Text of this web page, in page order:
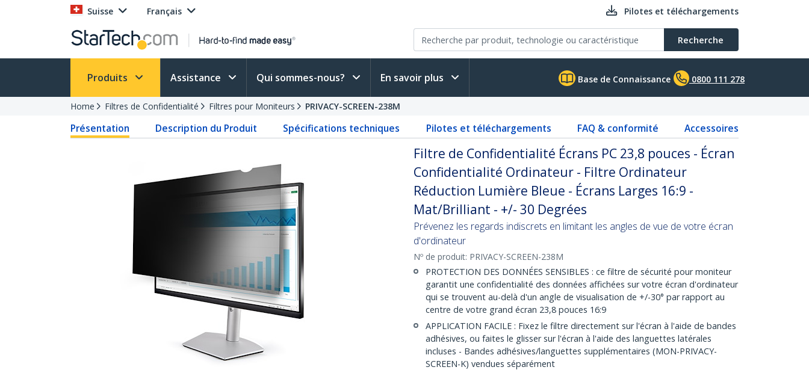
Suisse Français Pilotes et téléchargements
Recherche
Produits Assistance Qui sommes-nous? En savoir plus Base de Connaissance 0800 111 278
Home Filtres de Confidentialité Filtres pour Moniteurs PRIVACY-SCREEN-238M
Présentation Description du Produit Spécifications techniques Pilotes et téléchargements FAQ & conformité Accessoires
Filtre de Confidentialité Écrans PC 23,8 pouces - Écran
Confidentialité Ordinateur - Filtre Ordinateur
Réduction Lumière Bleue - Écrans Larges 16:9 -
Mat/Brilliant - +/- 30 Degrées
Prévenez les regards indiscrets en limitant les angles de vue de votre écran
d'ordinateur
Nº de produit: PRIVACY-SCREEN-238M
PROTECTION DES DONNÉES SENSIBLES : ce filtre de sécurité pour moniteur
garantit une confidentialité des données affichées sur votre écran d'ordinateur
qui se trouvent au-delà d'un angle de visualisation de +/-30° par rapport au
centre de votre grand écran 23,8 pouces 16:9
APPLICATION FACILE : Fixez le filtre directement sur l'écran à l'aide de bandes
adhésives, ou faites le glisser sur l'écran à l'aide des languettes latérales
incluses - Bandes adhésives/languettes supplémentaires (MON-PRIVACY-
SCREEN-K) vendues séparément